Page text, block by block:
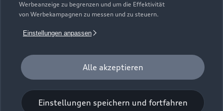
Werbeanzeige zu begrenzen und um die Effektivität
von Werbekampagnen zu messen und zu steuern.
Einstellungen anpassen
Alle akzeptieren
Einstellungen speichern und fortfahren
VersicherungsService, Zweigniederlassung der Volkswagen
Versicherungsdienst GmbH, Gifhorner Str. 57, 38112
Braunschweig, vermittelt und von der Volkswagen
als Risikoträger erbracht. Gültig für Privatkunden und
gewerbliche Einzelabnehmer, die einen Pkw (ohne Vermietung)
zulassen. In Kombination mit Leasing nur für Privatkunden
erhältlich. Maßgeblich sind die Versicherungsbedingungen und
Zusatzvereinbarungen der Volkswagen Autoversicherung AG.